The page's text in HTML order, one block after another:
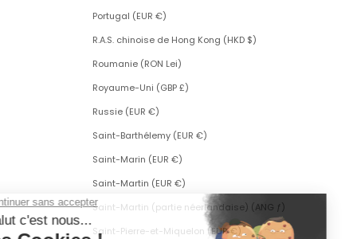
Portugal (EUR €)
R.A.S. chinoise de Hong Kong (HKD $)
Roumanie (RON Lei)
Royaume-Uni (GBP £)
Russie (EUR €)
Saint-Barthélemy (EUR €)
Saint-Marin (EUR €)
Saint-Martin (EUR €)
Saint-Martin (partie néerlandaise) (ANG ƒ)
Saint-Pierre-et-Miquelon (EUR €)